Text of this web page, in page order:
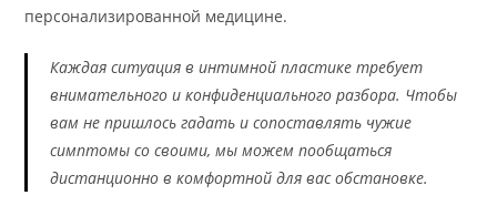
персонализированной медицине.
Каждая ситуация в интимной пластике требует
внимательного и конфиденциального разбора. Чтобы
вам не пришлось гадать и сопоставлять чужие
симптомы со своими, мы можем пообщаться
дистанционно в комфортной для вас обстановке.